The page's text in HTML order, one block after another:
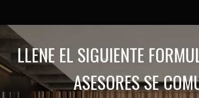
LLENE EL SIGUIENTE
ASESORES SE